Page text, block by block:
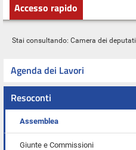
Accesso rapido
Stai consultando: Camera dei deputati
Agenda dei Lavori
Resoconti
Assemblea
Giunte e Commissioni